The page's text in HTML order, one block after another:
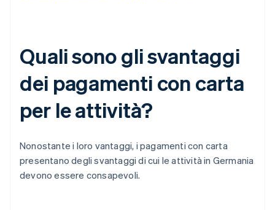
Quali sono gli svantaggi
dei pagamenti con carta
per le attività?
Nonostante i loro vantaggi, i pagamenti con carta
presentano degli svantaggi di cui le attività in Germania
devono essere consapevoli.